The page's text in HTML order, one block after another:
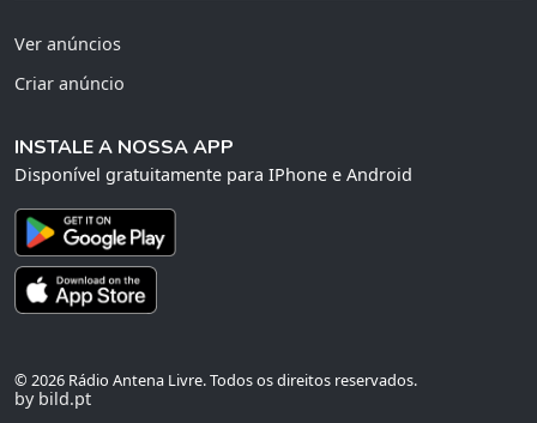
Ver anúncios
Criar anúncio
INSTALE A NOSSA APP
Disponível gratuitamente para IPhone e Android
© 2026 Rádio Antena Livre. Todos os direitos reservados.
by bild.pt